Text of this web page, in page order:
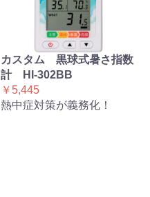
カスタム 黒球式暑さ指数
計 HI-302BB
￥5,445
熱中症対策が義務化！